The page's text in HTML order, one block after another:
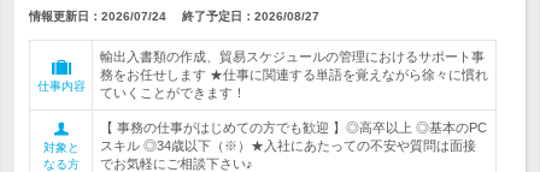
情報更新日：2026/07/24 終了予定日： 2026/08/27
仕事内容
輸出入書類の作成、貿易スケジュールの管理におけるサポート事
務をお任せします ★仕事に関連する単語を覚えながら徐々に慣れ
ていくことができます！
対象と
なる方
【 事務の仕事がはじめての方でも歓迎 】◎高卒以上 ◎基本のPC
スキル ◎34歳以下（※）★入社にあたっての不安や質問は面接
でお気軽にご相談下さい♪